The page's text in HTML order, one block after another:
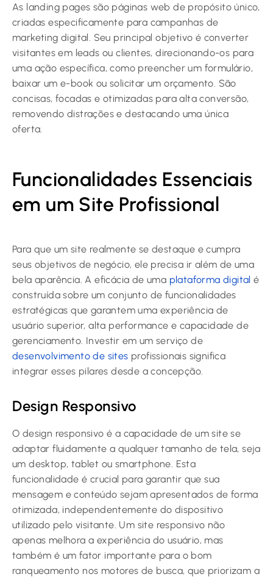
As landing pages são páginas web de propósito único,
criadas especificamente para campanhas de
marketing digital. Seu principal objetivo é converter
visitantes em leads ou clientes, direcionando-os para
uma ação específica, como preencher um formulário,
baixar um e-book ou solicitar um orçamento. São
concisas, focadas e otimizadas para alta conversão,
removendo distrações e destacando uma única
oferta.
Funcionalidades Essenciais
em um Site Profissional
Para que um site realmente se destaque e cumpra
seus objetivos de negócio, ele precisa ir além de uma
bela aparência. A eficácia de uma plataforma digital é
construída sobre um conjunto de funcionalidades
estratégicas que garantem uma experiência de
usuário superior, alta performance e capacidade de
gerenciamento. Investir em um serviço de
desenvolvimento de sites profissionais significa
integrar esses pilares desde a concepção.
Design Responsivo
O design responsivo é a capacidade de um site se
adaptar fluidamente a qualquer tamanho de tela, seja
um desktop, tablet ou smartphone. Esta
funcionalidade é crucial para garantir que sua
mensagem e conteúdo sejam apresentados de forma
otimizada, independentemente do dispositivo
utilizado pelo visitante. Um site responsivo não
apenas melhora a experiência do usuário, mas
também é um fator importante para o bom
ranqueamento nos motores de busca, que priorizam a